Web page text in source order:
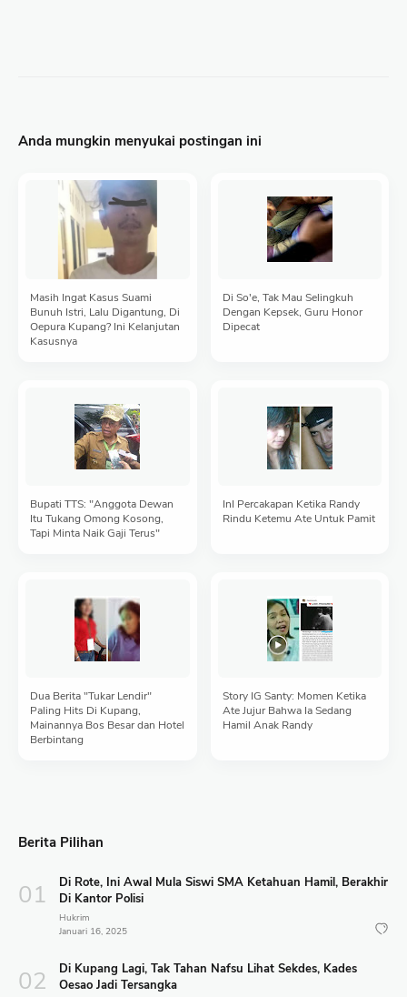
Anda mungkin menyukai postingan ini
Masih Ingat Kasus Suami
Bunuh Istri, Lalu Digantung, Di
Oepura Kupang? Ini Kelanjutan
Kasusnya
Di So'e, Tak Mau Selingkuh
Dengan Kepsek, Guru Honor
Dipecat
Bupati TTS: "Anggota Dewan
Itu Tukang Omong Kosong,
Tapi Minta Naik Gaji Terus"
InI Percakapan Ketika Randy
Rindu Ketemu Ate Untuk Pamit
Dua Berita "Tukar Lendir"
Paling Hits Di Kupang,
Mainannya Bos Besar dan Hotel
Berbintang
Story IG Santy: Momen Ketika
Ate Jujur Bahwa Ia Sedang
Hamil Anak Randy
Berita Pilihan
Di Rote, Ini Awal Mula Siswi SMA Ketahuan Hamil, Berakhir
Di Kantor Polisi
Hukrim
Januari 16, 2025
Di Kupang Lagi, Tak Tahan Nafsu Lihat Sekdes, Kades
Oesao Jadi Tersangka